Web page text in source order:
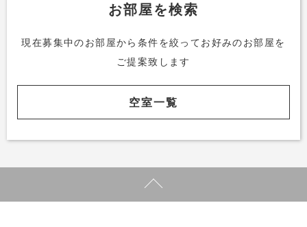
お部屋を検索
現在募集中のお部屋から条件を絞ってお好みのお部屋を
ご提案致します
空室一覧